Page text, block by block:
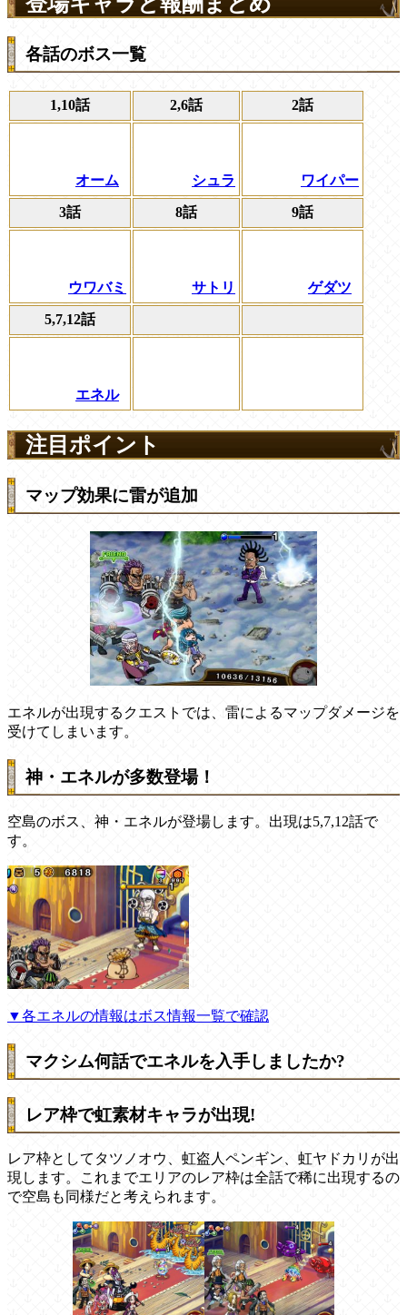
各話のボス一覧
1,10話 2,6話 2話
オーム シュラ ワイパー
3話 8話 9話
ウワバミ サトリ ゲダツ
5,7,12話
エネル
注目ポイント
マップ効果に雷が追加
エネルが出現するクエストでは、雷によるマップダメージを
受けてしまいます。
神・エネルが多数登場！
空島のボス、神・エネルが登場します。出現は5,7,12話で
す。
▼各エネルの情報はボス情報一覧で確認
マクシム何話でエネルを入手しましたか?
レア枠で虹素材キャラが出現!
レア枠としてタツノオウ、虹盗人ペンギン、虹ヤドカリが出
現します。これまでエリアのレア枠は全話で稀に出現するの
で空島も同様だと考えられます。